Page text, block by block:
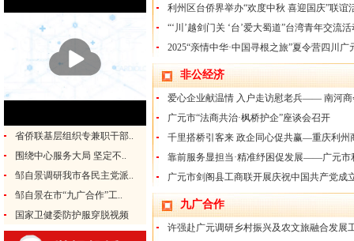
省侨联基层组织专兼职干部..
围绕中心服务大局 坚定不..
邹自景调研我市各民主党派..
邹自景在市“九广合作”工..
国家卫健委防护服穿脱视频
利州区台侨界举办“欢度中秋 喜迎国庆”联谊
“‘川’越剑门关 ‘台’爱大蜀道”台湾青年交流活
2025“亲情中华·中国寻根之旅”夏令营四川广
非公经济
爱心企业献温情 入户走访慰老兵—— 南河商
广元市“法商共治·枫桥护企”座谈会召开
千里搭桥引客来 政企同心促共赢—重庆利州
靠前服务显担当·精准纾困促发展——广元市
广元市剑阁县工商联开展庆祝中国共产党成
九广合作
许强赴广元调研乡村振兴及农文旅融合发展